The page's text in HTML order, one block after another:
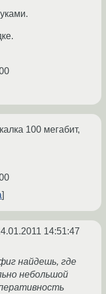
100 мегабит,
14:51:47
найдешь, где
небольшой